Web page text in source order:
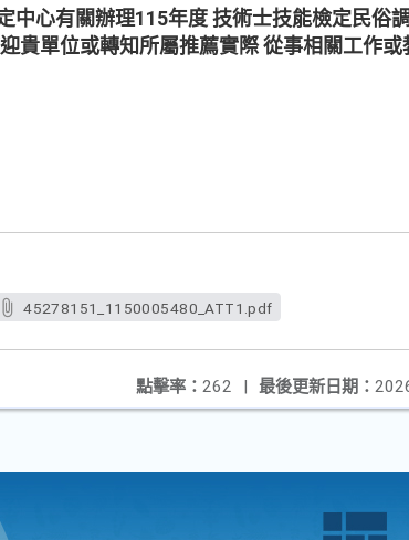
中心有關辦理115年度 技術士技能檢定民俗
貴單位或轉知所屬推薦實際 從事相關工作
45278151_1150005480_ATT1.pdf
最後更新日期：
點擊率： 262 |